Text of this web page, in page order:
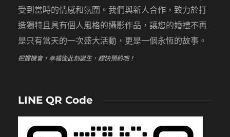
受到當時的情感和氛圍。我們與新人合作，致力於打
造獨特且具有個人風格的攝影作品，讓您的婚禮不再
是只有當天的一次盛大活動，更是一個永恆的故事。
把握機會，幸福從此刻誕生，趕快預約吧！
LINE QR Code